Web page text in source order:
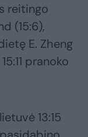
reitingo
(15:6),
E. Zheng
pranoko
13:15